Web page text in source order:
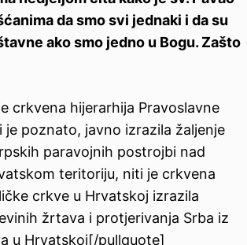
da smo svi jednaki i da su
ako smo jedno u Bogu. Zašto
crkvena hijerarhija Pravoslavne
je poznato, javno izrazila žaljenje
paravojnih postrojbi nad
teritoriju, niti je crkvena
crkve u Hrvatskoj izrazila
žrtava i protjerivanja Srba iz
u Hrvatskoj[/pullquote]